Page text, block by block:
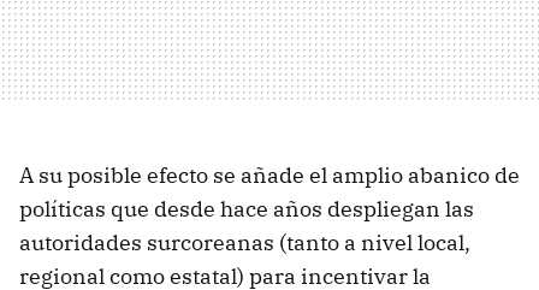
A su posible efecto se añade el amplio abanico de
políticas que desde hace años despliegan las
autoridades surcoreanas (tanto a nivel local,
regional como estatal) para incentivar la